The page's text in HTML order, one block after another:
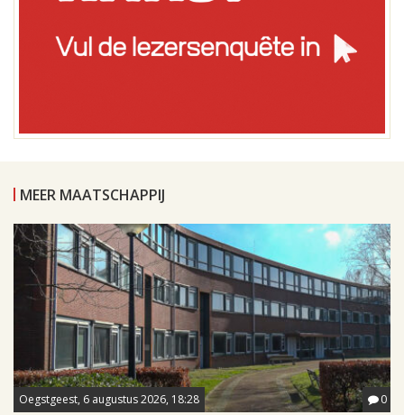
MEER MAATSCHAPPIJ
Oegstgeest, 6 augustus 2026, 18:28 0